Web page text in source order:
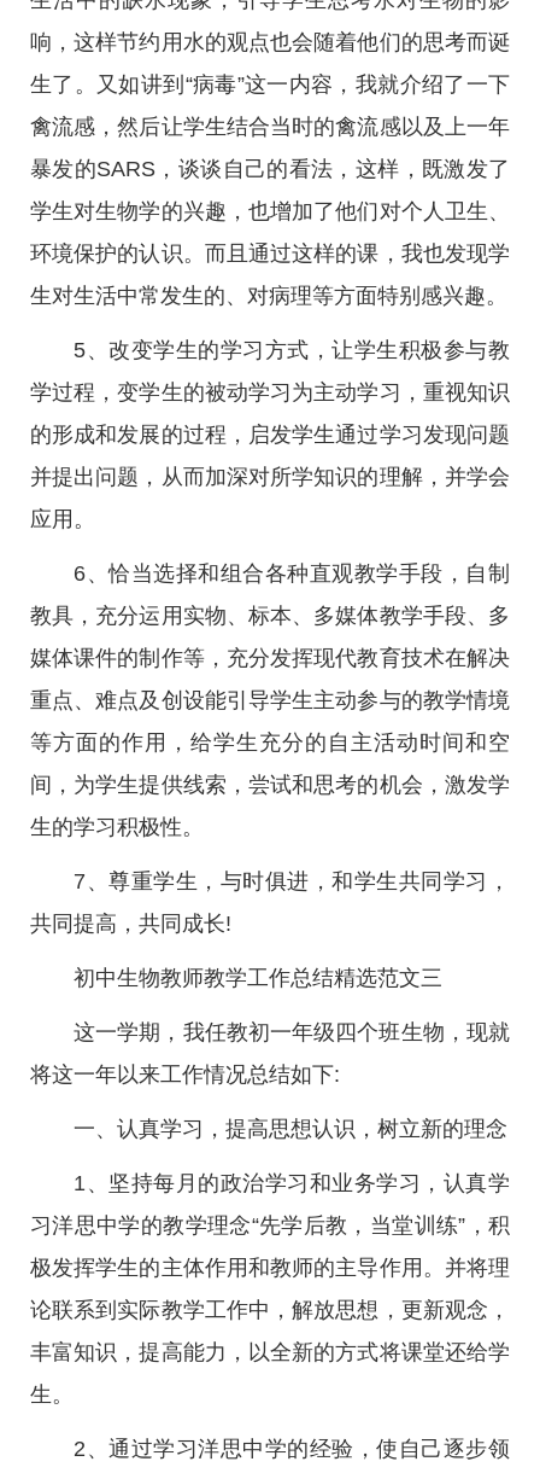
响，这样节约用水的观点也会随着他们的思考而诞
生了。又如讲到“病毒”这一内容，我就介绍了一下
禽流感，然后让学生结合当时的禽流感以及上一年
暴发的SARS，谈谈自己的看法，这样，既激发了
学生对生物学的兴趣，也增加了他们对个人卫生、
环境保护的认识。而且通过这样的课，我也发现学
生对生活中常发生的、对病理等方面特别感兴趣。
5、改变学生的学习方式，让学生积极参与教
学过程，变学生的被动学习为主动学习，重视知识
的形成和发展的过程，启发学生通过学习发现问题
并提出问题，从而加深对所学知识的理解，并学会
应用。
6、恰当选择和组合各种直观教学手段，自制
教具，充分运用实物、标本、多媒体教学手段、多
媒体课件的制作等，充分发挥现代教育技术在解决
重点、难点及创设能引导学生主动参与的教学情境
等方面的作用，给学生充分的自主活动时间和空
间，为学生提供线索，尝试和思考的机会，激发学
生的学习积极性。
7、尊重学生，与时俱进，和学生共同学习，
共同提高，共同成长!
初中生物教师教学工作总结精选范文三
这一学期，我任教初一年级四个班生物，现就
将这一年以来工作情况总结如下:
一、认真学习，提高思想认识，树立新的理念
1、坚持每月的政治学习和业务学习，认真学
习洋思中学的教学理念“先学后教，当堂训练”，积
极发挥学生的主体作用和教师的主导作用。并将理
论联系到实际教学工作中，解放思想，更新观念，
丰富知识，提高能力，以全新的方式将课堂还给学
生。
2、通过学习洋思中学的经验，使自己逐步领